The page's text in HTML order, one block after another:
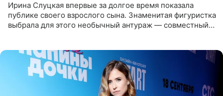
Ирина Слуцкая впервые за долгое время показала
публике своего взрослого сына. Знаменитая фигуристка
выбрала для этого необычный антураж — совместный